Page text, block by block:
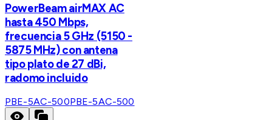
PowerBeam airMAX AC
hasta 450 Mbps,
frecuencia 5 GHz (5150 -
5875 MHz) con antena
tipo plato de 27 dBi,
radomo incluido
PBE-5AC-500PBE-5AC-500